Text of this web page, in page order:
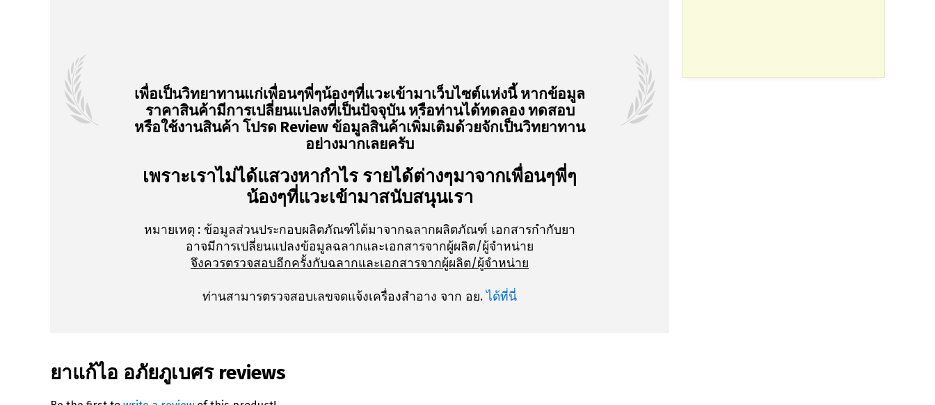
เพื่อเป็นวิทยาทานแก่เพื่อนๆพี่ๆน้องๆที่แวะเข้ามาเว็บไซต์แห่งนี้ หากข้อมูล
ราคาสินค้ามีการเปลี่ยนแปลงที่เป็นปัจจุบัน หรือท่านได้ทดลอง ทดสอบ
หรือใช้งานสินค้า โปรด Review ข้อมูลสินค้าเพิ่มเติมด้วยจักเป็นวิทยาทาน
อย่างมากเลยครับ
เพราะเราไม่ได้แสวงหากำไร รายได้ต่างๆมาจากเพื่อนๆพี่ๆ
น้องๆที่แวะเข้ามาสนับสนุนเรา
หมายเหตุ : ข้อมูลส่วนประกอบผลิตภัณฑ์ได้มาจากฉลากผลิตภัณฑ์ เอกสารกำกับยา
อาจมีการเปลี่ยนแปลงข้อมูลฉลากและเอกสารจากผู้ผลิต/ผู้จำหน่าย
จึงควรตรวจสอบอีกครั้งกับฉลากและเอกสารจากผู้ผลิต/ผู้จำหน่าย
ท่านสามารตรวจสอบเลขจดแจ้งเครื่องสำอาง จาก อย.ได้ที่นี่
ยาแก้ไอ อภัยภูเบศร reviews